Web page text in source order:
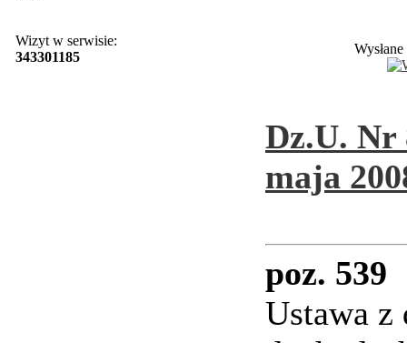
Wizyt w serwisie:
343301185
Dz.U. Nr
maja
poz. 539
Ustawa z